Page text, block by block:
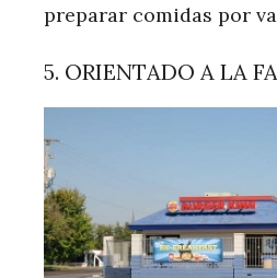
preparar comidas por
5. ORIENTADO A LA